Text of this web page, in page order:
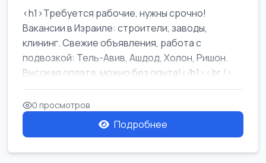
<h1>Требуется рабочие, нужны срочно!
Вакансии в Израиле: строители, заводы,
клининг. Свежие объявления, работа с
подвозкой: Тель-Авив, Ашдод, Холон, Ришон.
Высокая оплата, можно без опыта!</h1><br />
...
0 просмотров
Подробнее